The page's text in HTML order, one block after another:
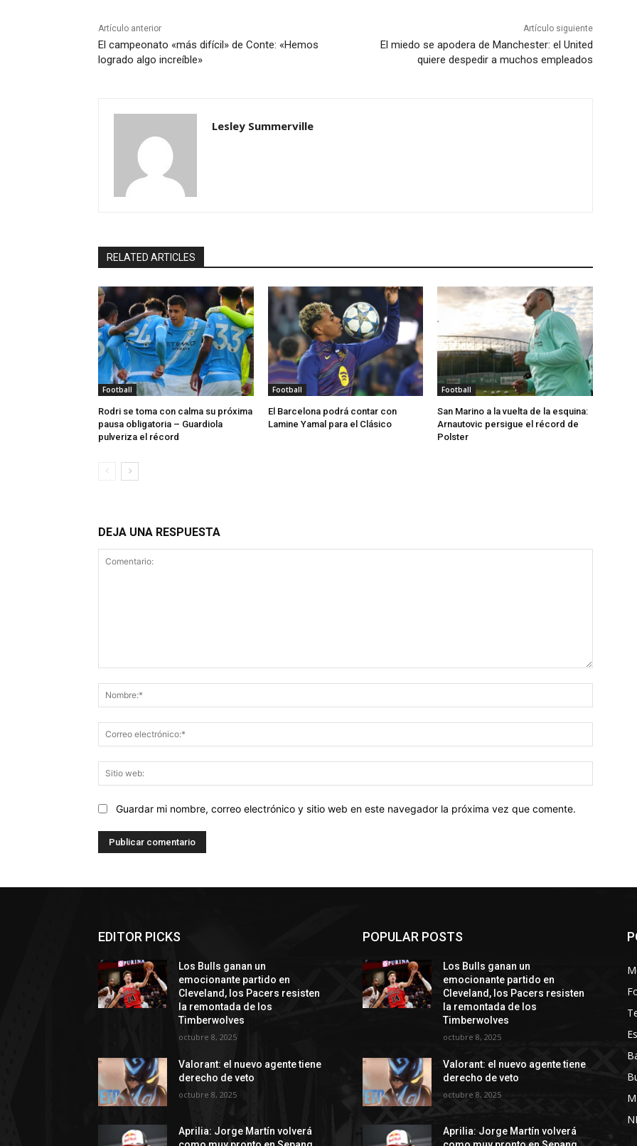
Artículo anterior
El campeonato «más difícil» de Conte: «Hemos
logrado algo increíble»
Artículo siguiente
El miedo se apodera de Manchester: el United
quiere despedir a muchos empleados
Lesley Summerville
RELATED ARTICLES
Football
Rodri se toma con calma su próxima
pausa obligatoria – Guardiola
pulveriza el récord
Football
El Barcelona podrá contar con
Lamine Yamal para el Clásico
Football
San Marino a la vuelta de la esquina:
Arnautovic persigue el récord de
Polster
DEJA UNA RESPUESTA
web:
Guardar mi nombre, correo electrónico y sitio web en este navegador la próxima vez que comente.
EDITOR PICKS
Los Bulls ganan un
emocionante partido en
Cleveland, los Pacers resisten
la remontada de los
Timberwolves
octubre 8, 2025
Valorant: el nuevo agente tiene
derecho de veto
octubre 8, 2025
Aprilia: Jorge Martín volverá
POPULAR POSTS
Los Bulls ganan un
emocionante partido en
Cleveland, los Pacers resisten
la remontada de los
Timberwolves
octubre 8, 2025
Valorant: el nuevo agente tiene
derecho de veto
octubre 8, 2025
Aprilia: Jorge Martín volverá